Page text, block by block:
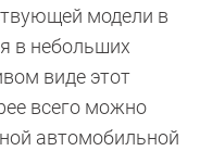
модели в
в небольших
виде этот
всего можно
автомобильной